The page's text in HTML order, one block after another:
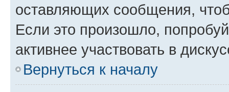
оставляющих сообщения,
Если это произошло,
активнее участвовать в
Вернуться к началу